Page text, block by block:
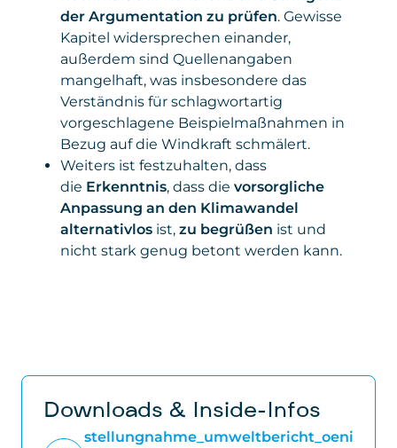
der Argumentation zu prüfen. Gewisse
Kapitel widersprechen einander,
außerdem sind Quellenangaben
mangelhaft, was insbesondere das
Verständnis für schlagwortartig
vorgeschlagene Beispielmaßnahmen in
Bezug auf die Windkraft schmälert.
Weiters ist festzuhalten, dass
die Erkenntnis, dass die vorsorgliche
Anpassung an den Klimawandel
alternativlos ist, zu begrüßen ist und
nicht stark genug betont werden kann.
Downloads & Inside-Infos
stellungnahme_umweltbericht_oeni
Privacy
Policy
policies.google.com/privacy
zu unseren Seminaren und sonstigen
Angeboten.
Daten: personenbezogene und technische
Daten
Gesetzt von: Microsoft Corporation
Privacy Policy
https://www.microsoft.com/de-
de/privacy/privacystatement